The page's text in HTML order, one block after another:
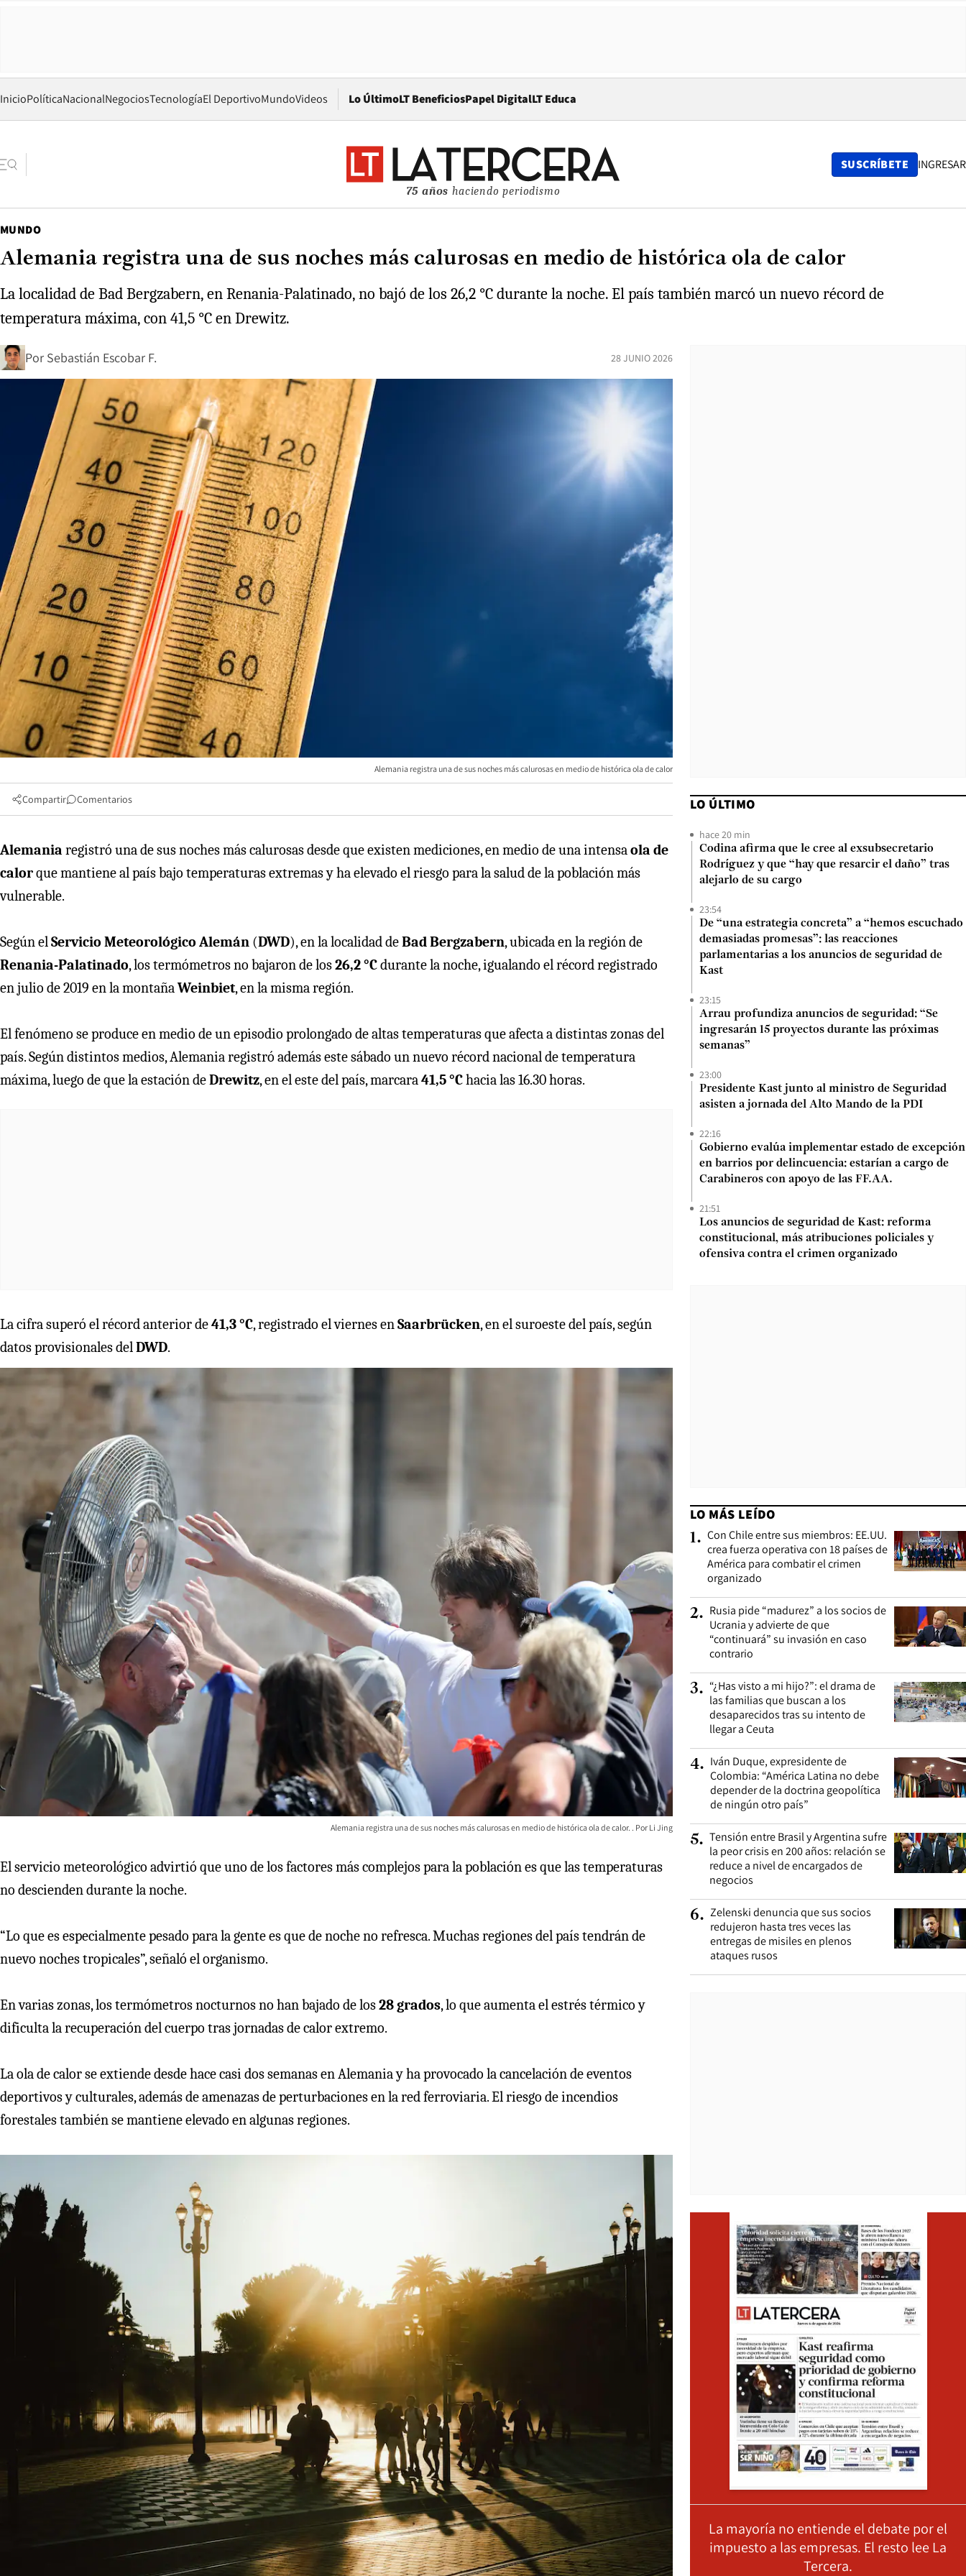
InicioPolíticaNacionalNegociosTecnologíaEl DeportivoMundoVideos Lo ÚltimoLT BeneficiosPapel DigitalOpens in new window
LT Educa
75 años haciendo periodismo
SUSCRÍBETE INGRESAR
MUNDO
Alemania registra una de sus noches más calurosas en medio de histórica ola de calor
La localidad de Bad Bergzabern, en Renania-Palatinado, no bajó de los 26,2 °C durante la noche. El país también marcó un nuevo récord de
temperatura máxima, con 41,5 °C en Drewitz.
Por Sebastián Escobar F. 28 JUNIO 2026
Alemania registra una de sus noches más calurosas en medio de histórica ola de calor
Compartir Comentarios
Alemania registró una de sus noches más calurosas desde que existen mediciones, en medio de una intensaola de
calorque mantiene al país bajo temperaturas extremas y ha elevado el riesgo para la salud de la población más
vulnerable.
Según elServicio Meteorológico Alemán (DWD), en la localidad deBad Bergzabern, ubicada en la región de
Renania-Palatinado, los termómetros no bajaron de los26,2 °Cdurante la noche, igualando el récord registrado
en julio de 2019 en la montañaWeinbiet, en la misma región.
El fenómeno se produce en medio de un episodio prolongado de altas temperaturas que afecta a distintas zonas del
país. Según distintos medios, Alemania registró además este sábado un nuevo récord nacional de temperatura
máxima, luego de que la estación deDrewitz, en el este del país, marcara41,5 °Chacia las 16.30 horas.
La cifra superó el récord anterior de41,3 °C, registrado el viernes enSaarbrücken, en el suroeste del país, según
datos provisionales delDWD.
Alemania registra una de sus noches más calurosas en medio de histórica ola de calor. Li Jing
El servicio meteorológico advirtió que uno de los factores más complejos para la población es que las temperaturas
no descienden durante la noche.
“Lo que es especialmente pesado para la gente es que de noche no refresca. Muchas regiones del país tendrán de
nuevo noches tropicales”, señaló el organismo.
En varias zonas, los termómetros nocturnos no han bajado de los28 grados, lo que aumenta el estrés térmico y
dificulta la recuperación del cuerpo tras jornadas de calor extremo.
La ola de calor se extiende desde hace casi dos semanas en Alemania y ha provocado la cancelación de eventos
deportivos y culturales, además de amenazas de perturbaciones en la red ferroviaria. El riesgo de incendios
forestales también se mantiene elevado en algunas regiones.
LO ÚLTIMO
hace 20 min
Codina afirma que le cree al exsubsecretario
Rodríguez y que “hay que resarcir el daño” tras
alejarlo de su cargo
23:54
De “una estrategia concreta” a “hemos escuchado
demasiadas promesas”: las reacciones
parlamentarias a los anuncios de seguridad de
Kast
23:15
Arrau profundiza anuncios de seguridad: “Se
ingresarán 15 proyectos durante las próximas
semanas”
23:00
Presidente Kast junto al ministro de Seguridad
asisten a jornada del Alto Mando de la PDI
22:16
Gobierno evalúa implementar estado de excepción
en barrios por delincuencia: estarían a cargo de
Carabineros con apoyo de las FF.AA.
21:51
Los anuncios de seguridad de Kast: reforma
constitucional, más atribuciones policiales y
ofensiva contra el crimen organizado
LO MÁS LEÍDO
1. Con Chile entre sus miembros: EE.UU.
crea fuerza operativa con 18 países de
América para combatir el crimen
organizado
2. Rusia pide “madurez” a los socios de
Ucrania y advierte de que
“continuará” su invasión en caso
contrario
3. “¿Has visto a mi hijo?”: el drama de
las familias que buscan a los
desaparecidos tras su intento de
llegar a Ceuta
4. Iván Duque, expresidente de
Colombia: “América Latina no debe
depender de la doctrina geopolítica
de ningún otro país”
5. Tensión entre Brasil y Argentina sufre
la peor crisis en 200 años: relación se
reduce a nivel de encargados de
negocios
6. Zelenski denuncia que sus socios
redujeron hasta tres veces las
entregas de misiles en plenos
ataques rusos
La mayoría no entiende el debate por el
impuesto a las empresas. El resto lee La
Tercera.